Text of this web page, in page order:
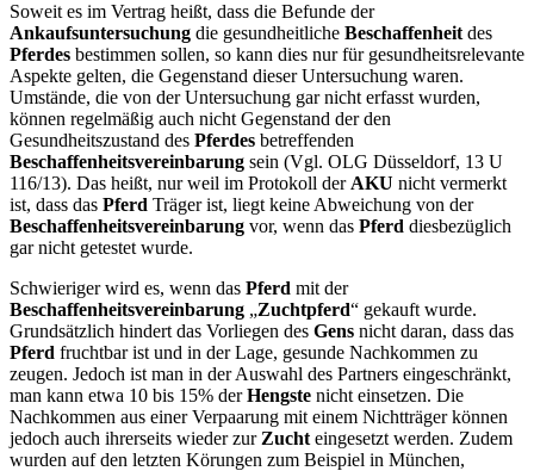
Soweit es im Vertrag heißt, dass die Befunde der
Ankaufsuntersuchung die gesundheitliche Beschaffenheitdes
Pferdes bestimmen sollen, so kann dies nur für gesundheitsrelevante
Aspekte gelten, die Gegenstand dieser Untersuchung waren.
Umstände, die von der Untersuchung gar nicht erfasst wurden,
können regelmäßig auch nicht Gegenstand der den
Gesundheitszustand des Pferdes betreffenden
Beschaffenheitsvereinbarung sein (Vgl. OLG Düsseldorf, 13 U
116/13). Das heißt, nur weil im Protokoll derAKU nicht vermerkt
ist, dass das Pferd Träger ist, liegt keine Abweichung von der
Beschaffenheitsvereinbarung vor, wenn das Pferd diesbezüglich
gar nicht getestet wurde.
Schwieriger wird es, wenn das Pferd mit der
Beschaffenheitsvereinbarung „Zuchtpferd“ gekauft wurde.
Grundsätzlich hindert das Vorliegen des Gens nicht daran, dass das
Pferd fruchtbar ist und in der Lage, gesunde Nachkommen zu
zeugen. Jedoch ist man in der Auswahl des Partners eingeschränkt,
man kann etwa 10 bis 15% derHengste nicht einsetzen. Die
Nachkommen aus einer Verpaarung mit einem Nichtträger können
jedoch auch ihrerseits wieder zurZuchteingesetzt werden. Zudem
wurden auf den letzten Körungen zum Beispiel in München,